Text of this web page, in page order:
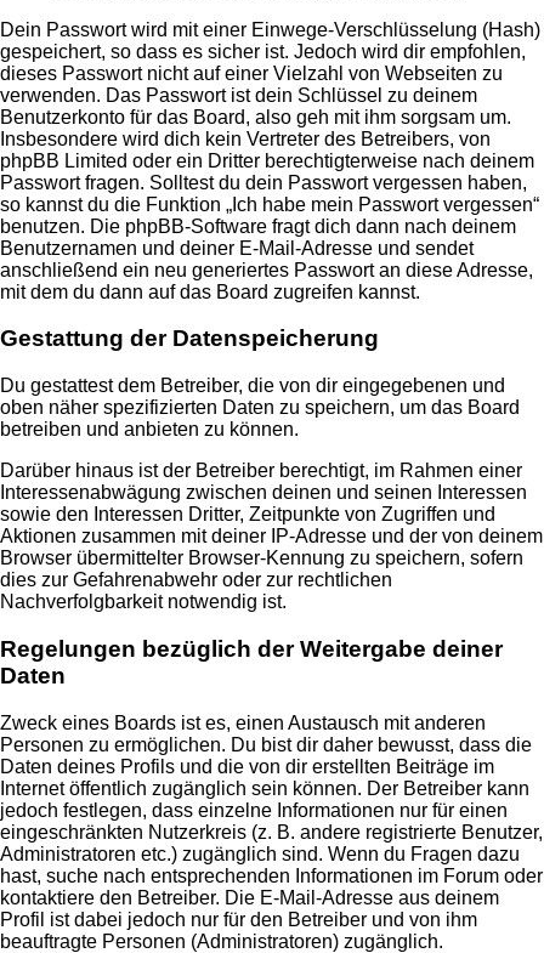
Dein Passwort wird mit einer Einwege-Verschlüsselung (Hash)
gespeichert, so dass es sicher ist. Jedoch wird dir empfohlen,
dieses Passwort nicht auf einer Vielzahl von Webseiten zu
verwenden. Das Passwort ist dein Schlüssel zu deinem
Benutzerkonto für das Board, also geh mit ihm sorgsam um.
Insbesondere wird dich kein Vertreter des Betreibers, von
phpBB Limited oder ein Dritter berechtigterweise nach deinem
Passwort fragen. Solltest du dein Passwort vergessen haben,
so kannst du die Funktion „Ich habe mein Passwort vergessen“
benutzen. Die phpBB-Software fragt dich dann nach deinem
Benutzernamen und deiner E-Mail-Adresse und sendet
anschließend ein neu generiertes Passwort an diese Adresse,
mit dem du dann auf das Board zugreifen kannst.
Gestattung der Datenspeicherung
Du gestattest dem Betreiber, die von dir eingegebenen und
oben näher spezifizierten Daten zu speichern, um das Board
betreiben und anbieten zu können.
Darüber hinaus ist der Betreiber berechtigt, im Rahmen einer
Interessenabwägung zwischen deinen und seinen Interessen
sowie den Interessen Dritter, Zeitpunkte von Zugriffen und
Aktionen zusammen mit deiner IP-Adresse und der von deinem
Browser übermittelter Browser-Kennung zu speichern, sofern
dies zur Gefahrenabwehr oder zur rechtlichen
Nachverfolgbarkeit notwendig ist.
Regelungen bezüglich der Weitergabe deiner
Daten
Zweck eines Boards ist es, einen Austausch mit anderen
Personen zu ermöglichen. Du bist dir daher bewusst, dass die
Daten deines Profils und die von dir erstellten Beiträge im
Internet öffentlich zugänglich sein können. Der Betreiber kann
jedoch festlegen, dass einzelne Informationen nur für einen
eingeschränkten Nutzerkreis (z. B. andere registrierte Benutzer,
Administratoren etc.) zugänglich sind. Wenn du Fragen dazu
hast, suche nach entsprechenden Informationen im Forum oder
kontaktiere den Betreiber. Die E-Mail-Adresse aus deinem
Profil ist dabei jedoch nur für den Betreiber und von ihm
beauftragte Personen (Administratoren) zugänglich.